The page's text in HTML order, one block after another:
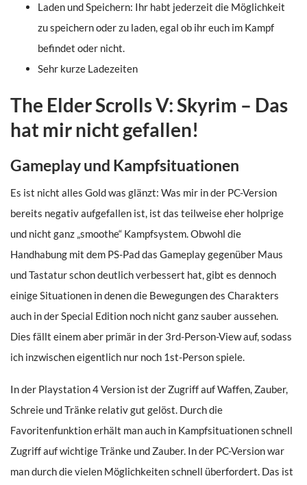
Laden und Speichern: Ihr habt jederzeit die Möglichkeit
zu speichern oder zu laden, egal ob ihr euch im Kampf
befindet oder nicht.
Sehr kurze Ladezeiten
The Elder Scrolls V: Skyrim – Das
hat mir nicht gefallen!
Gameplay und Kampfsituationen
Es ist nicht alles Gold was glänzt: Was mir in der PC-Version
bereits negativ aufgefallen ist, ist das teilweise eher holprige
und nicht ganz „smoothe“ Kampfsystem. Obwohl die
Handhabung mit dem PS-Pad das Gameplay gegenüber Maus
und Tastatur schon deutlich verbessert hat, gibt es dennoch
einige Situationen in denen die Bewegungen des Charakters
auch in der Special Edition noch nicht ganz sauber aussehen.
Dies fällt einem aber primär in der 3rd-Person-View auf, sodass
ich inzwischen eigentlich nur noch 1st-Person spiele.
In der Playstation 4 Version ist der Zugriff auf Waffen, Zauber,
Schreie und Tränke relativ gut gelöst. Durch die
Favoritenfunktion erhält man auch in Kampfsituationen schnell
Zugriff auf wichtige Tränke und Zauber. In der PC-Version war
man durch die vielen Möglichkeiten schnell überfordert. Das ist